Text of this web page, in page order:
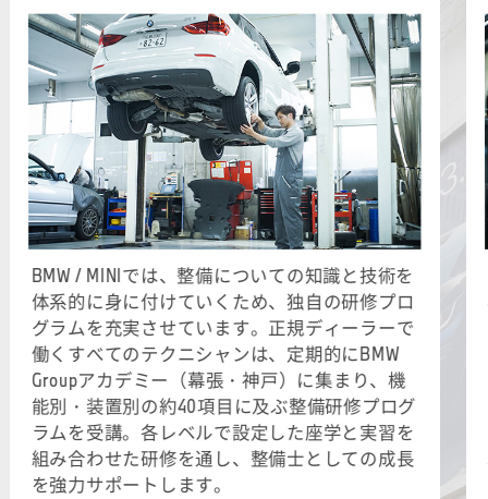
BMW / MINIでは、整備についての知識と技術を
体系的に身に付けていくため、独自の研修プロ
グラムを充実させています。正規ディーラーで
働くすべてのテクニシャンは、定期的にBMW
Groupアカデミー（幕張・神戸）に集まり、機
能別・装置別の約40項目に及ぶ整備研修プログ
ラムを受講。各レベルで設定した座学と実習を
組み合わせた研修を通し、整備士としての成長
を強力サポートします。